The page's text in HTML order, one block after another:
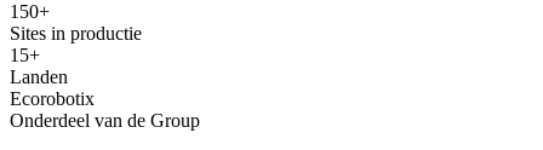
150+
Sites in productie
15+
Landen
Ecorobotix
Onderdeel van de Group